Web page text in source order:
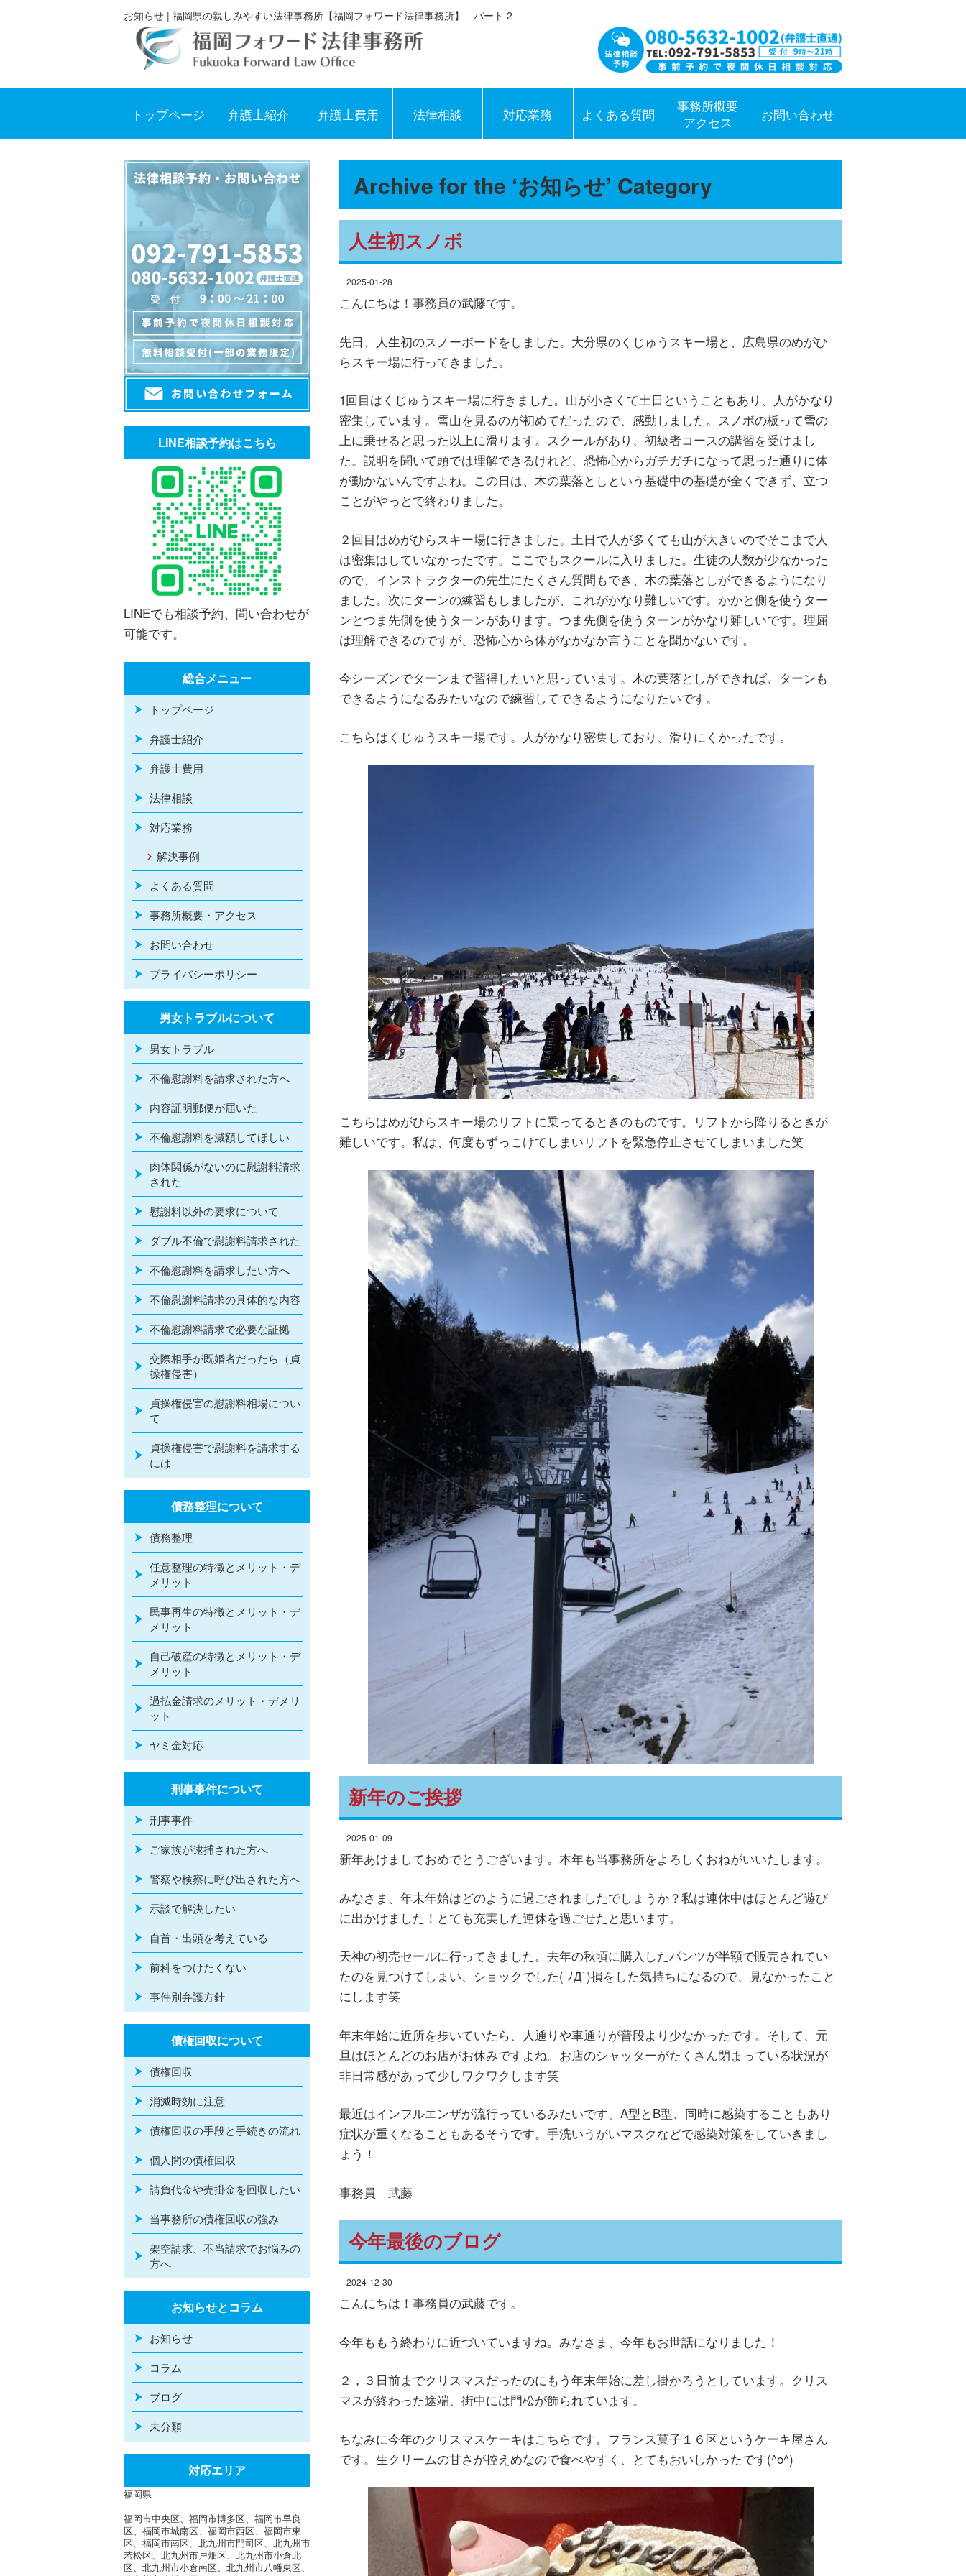
お知らせ | 福岡県の親しみやすい法律事務所【福岡フォワード法律事務所】 - パート 2
トップページ 弁護士紹介 弁護士費用 法律相談 対応業務 よくある質問
事務所概要
アクセス
お問い合わせ
Archive for the ‘お知らせ’ Category
人生初スノボ
2025-01-28
こんにちは！事務員の武藤です。
先日、人生初のスノーボードをしました。大分県のくじゅうスキー場と、広島県のめがひ
らスキー場に行ってきました。
1回目はくじゅうスキー場に行きました。山が小さくて土日ということもあり、人がかなり
密集しています。雪山を見るのが初めてだったので、感動しました。スノボの板って雪の
上に乗せると思った以上に滑ります。スクールがあり、初級者コースの講習を受けまし
た。説明を聞いて頭では理解できるけれど、恐怖心からガチガチになって思った通りに体
が動かないんですよね。この日は、木の葉落としという基礎中の基礎が全くできず、立つ
ことがやっとで終わりました。
２回目はめがひらスキー場に行きました。土日で人が多くても山が大きいのでそこまで人
は密集はしていなかったです。ここでもスクールに入りました。生徒の人数が少なかった
ので、インストラクターの先生にたくさん質問もでき、木の葉落としができるようになり
ました。次にターンの練習もしましたが、これがかなり難しいです。かかと側を使うター
ンとつま先側を使うターンがあります。つま先側を使うターンがかなり難しいです。理屈
は理解できるのですが、恐怖心から体がなかなか言うことを聞かないです。
今シーズンでターンまで習得したいと思っています。木の葉落としができれば、ターンも
できるようになるみたいなので練習してできるようになりたいです。
こちらはくじゅうスキー場です。人がかなり密集しており、滑りにくかったです。
こちらはめがひらスキー場のリフトに乗ってるときのものです。リフトから降りるときが
難しいです。私は、何度もずっこけてしまいリフトを緊急停止させてしまいました笑
新年のご挨拶
2025-01-09
新年あけましておめでとうございます。本年も当事務所をよろしくおねがいいたします。
みなさま、年末年始はどのように過ごされましたでしょうか？私は連休中はほとんど遊び
に出かけました！とても充実した連休を過ごせたと思います。
天神の初売セールに行ってきました。去年の秋頃に購入したパンツが半額で販売されてい
たのを見つけてしまい、ショックでした( ﾉД`)損をした気持ちになるので、見なかったこと
にします笑
年末年始に近所を歩いていたら、人通りや車通りが普段より少なかったです。そして、元
旦はほとんどのお店がお休みですよね。お店のシャッターがたくさん閉まっている状況が
非日常感があって少しワクワクします笑
最近はインフルエンザが流行っているみたいです。A型とB型、同時に感染することもあり
症状が重くなることもあるそうです。手洗いうがいマスクなどで感染対策をしていきまし
ょう！
事務員 武藤
今年最後のブログ
2024-12-30
こんにちは！事務員の武藤です。
今年ももう終わりに近づいていますね。みなさま、今年もお世話になりました！
２，３日前までクリスマスだったのにもう年末年始に差し掛かろうとしています。クリス
マスが終わった途端、街中には門松が飾られています。
ちなみに今年のクリスマスケーキはこちらです。フランス菓子１６区というケーキ屋さん
です。生クリームの甘さが控えめなので食べやすく、とてもおいしかったです(^o^)
LINE相談予約はこちら
LINEでも相談予約、問い合わせが
可能です。
総合メニュー
トップページ
弁護士紹介
弁護士費用
法律相談
対応業務
解決事例
よくある質問
事務所概要・アクセス
お問い合わせ
プライバシーポリシー
男女トラブルについて
男女トラブル
不倫慰謝料を請求された方へ
内容証明郵便が届いた
不倫慰謝料を減額してほしい
肉体関係がないのに慰謝料請求
された
慰謝料以外の要求について
ダブル不倫で慰謝料請求された
不倫慰謝料を請求したい方へ
不倫慰謝料請求の具体的な内容
不倫慰謝料請求で必要な証拠
交際相手が既婚者だったら（貞
操権侵害）
貞操権侵害の慰謝料相場につい
て
貞操権侵害で慰謝料を請求する
には
債務整理について
債務整理
任意整理の特徴とメリット・デ
メリット
民事再生の特徴とメリット・デ
メリット
自己破産の特徴とメリット・デ
メリット
過払金請求のメリット・デメリ
ット
ヤミ金対応
刑事事件について
刑事事件
ご家族が逮捕された方へ
警察や検察に呼び出された方へ
示談で解決したい
自首・出頭を考えている
前科をつけたくない
事件別弁護方針
債権回収について
債権回収
消滅時効に注意
債権回収の手段と手続きの流れ
個人間の債権回収
請負代金や売掛金を回収したい
当事務所の債権回収の強み
架空請求、不当請求でお悩みの
方へ
お知らせとコラム
お知らせ
コラム
ブログ
未分類
対応エリア
福岡県
福岡市中央区、福岡市博多区、福岡市早良
区、福岡市城南区、福岡市西区、福岡市東
区、福岡市南区、北九州市門司区、北九州市
若松区、北九州市戸畑区、北九州市小倉北
区、北九州市小倉南区、北九州市八幡東区、